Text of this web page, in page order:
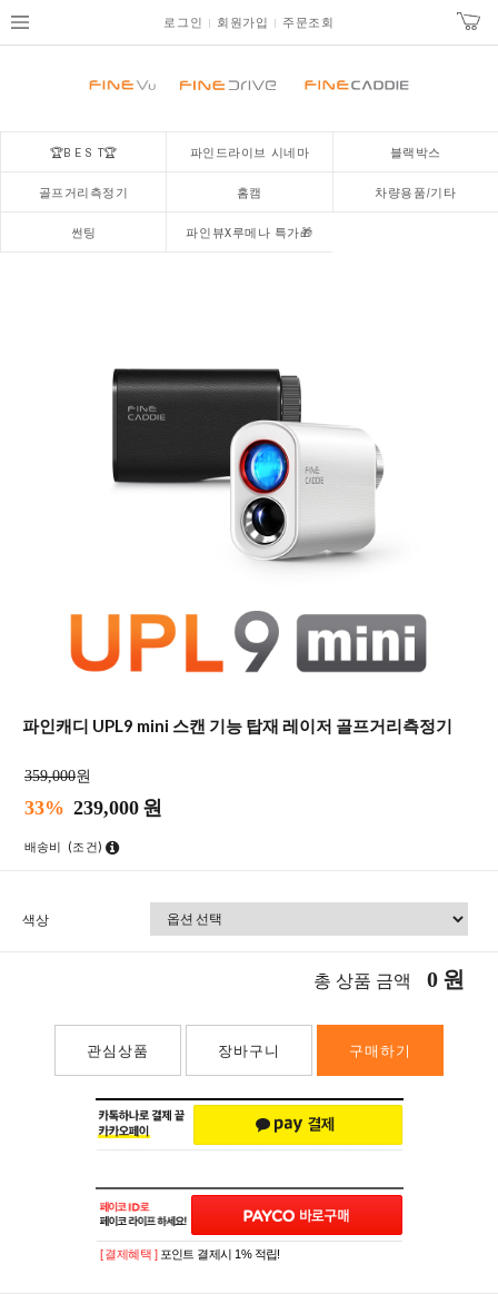
로그인 회원가입 주문조회
🏆B E S T🏆 파인드라이브 시네마 블랙박스
골프거리측정기 홈캠 차량용품/기타
썬팅 파인뷰X루메나 특가🎁
파인캐디 UPL9 mini 스캔 기능 탑재 레이저 골프거리측정기
359,000원
33% 239,000 원
배송비 (조건)
색상
총 상품 금액 0 원
관심상품 장바구니 구매하기
[ 결제혜택 ] 포인트 결제시 1% 적립!